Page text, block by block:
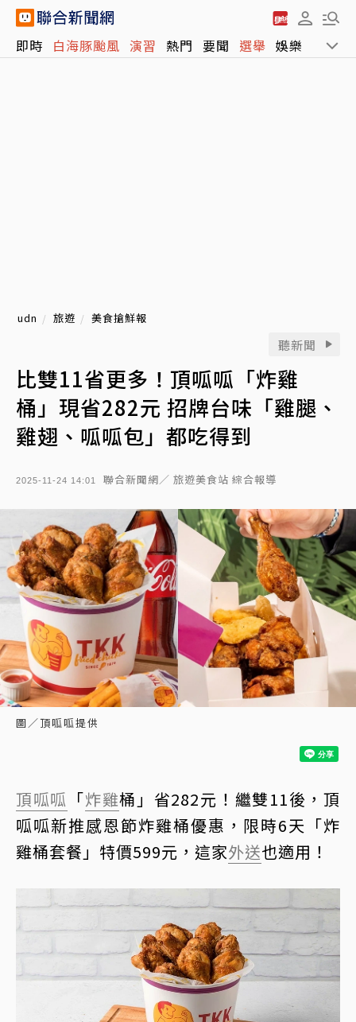
即時 白海豚颱風 演習 熱門 要聞 選舉 娛樂 運動
udn 旅遊 美食搶鮮報
聽新聞
比雙11省更多！頂呱呱「炸雞
桶」現省282元 招牌台味「雞腿、
雞翅、呱呱包」都吃得到
2025-11-24 14:01 聯合新聞網／ 旅遊美食站 綜合報導
圖／頂呱呱提供
頂呱呱 「炸雞桶」省282元！繼雙11後，頂
呱呱新推感恩節炸雞桶優惠，限時6天「炸
雞桶套餐」特價599元，這家外送也適用！